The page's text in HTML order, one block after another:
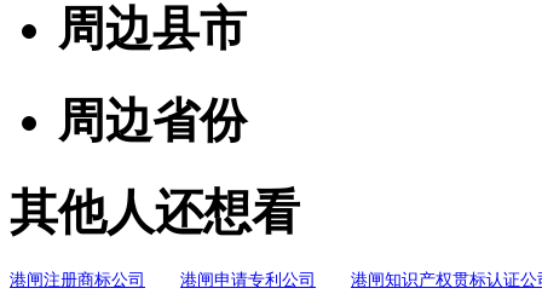
周边县市
周边省份
其他人还想看
港闸注册商标公司 港闸申请专利公司
港闸知识产权贯标认证公